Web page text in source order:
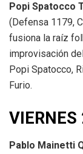
Popi Spatocco
(Defensa 1179,
fusiona la raíz
improvisación
Popi Spatocco,
Furio.
VIERNES
Pablo Mainetti